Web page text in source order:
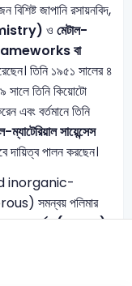
জাপানি রসায়নবিদ,
ওমেটাল-
বা
তিনি ১৯৫১ সালের ৪
সালে তিনি কিয়োটো
এবং বর্তমানে তিনি
সায়েন্সেস
দায়িত্ব পালন করছেন।
inorganic-
সমন্বয় পলিমার
ফ্রেমওয়ার্কস (MOFs)